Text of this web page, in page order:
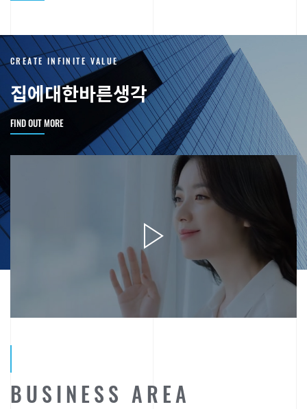
CREATE IN FINITE VALUE
집에대한바른생각
FIND OUT MORE
BUS INESS AREA